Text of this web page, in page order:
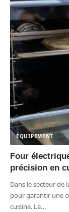
ÉQUIPEMENT
Four
précision en
Dans le secteur de
pour garantir une
cuisine. Le…